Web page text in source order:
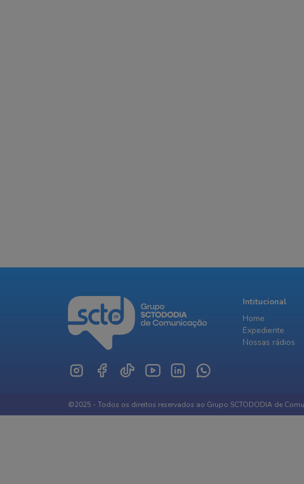
Intitucional
Home
Expediente
Nossas rádios
©2025 - Todos os direitos reservados ao Grupo SCTODODIA de